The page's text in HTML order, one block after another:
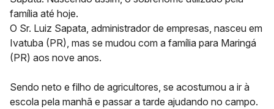
família até hoje.
O Sr. Luiz Sapata administrador de empresas , nasceu em
Ivatuba (PR), mas se mudou com a família para Maringá
(PR) aos nove anos.
Sendo neto e filho de agricultores , se acostumou a ir à
escola pela manhã e passar a tarde ajudando no campo.